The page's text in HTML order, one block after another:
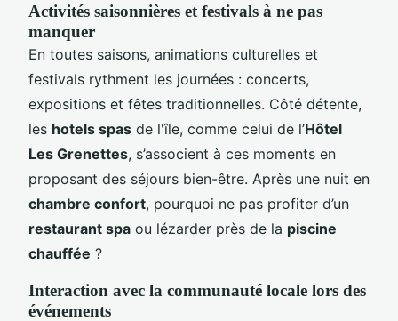
Activités saisonnières et festivals à ne pas
manquer
En toutes saisons, animations culturelles et
festivals rythment les journées : concerts,
expositions et fêtes traditionnelles. Côté détente,
les hotels spas de l'île, comme celui de l’Hôtel
Les Grenettes, s’associent à ces moments en
proposant des séjours bien-être. Après une nuit en
chambre confort, pourquoi ne pas profiter d’un
restaurant spa ou lézarder près de la piscine
chauffée ?
Interaction avec la communauté locale lors des
événements